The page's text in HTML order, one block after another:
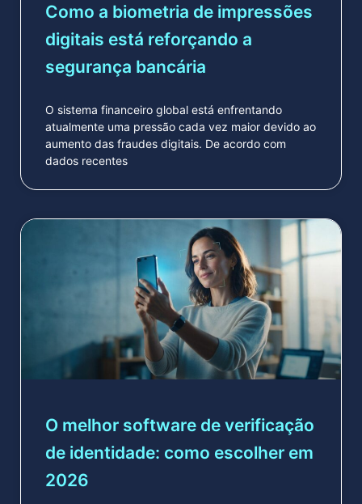
Como a biometria de impressões
digitais está reforçando a
segurança bancária
O sistema financeiro global está enfrentando
atualmente uma pressão cada vez maior devido ao
aumento das fraudes digitais. De acordo com
dados recentes
O melhor software de verificação
de identidade: como escolher em
2026